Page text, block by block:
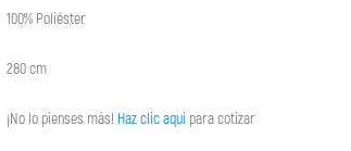
100% Poliéster
280 cm
¡No lo pienses más! Haz clic aquí para cotizar